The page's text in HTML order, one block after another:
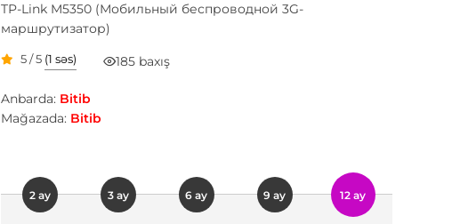
TP-Link M5350 (Мобильный беспроводной 3G-
маршрутизатор)
5 / 5 (1 səs) 185 baxış
Anbarda: Bitib
Mağazada: Bitib
2 ay 3 ay 6 ay 9 ay 12 ay